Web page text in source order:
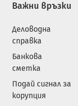
Важни връзки
Деловодна
справка
Банкова
сметка
Подай сигнал за
корупция